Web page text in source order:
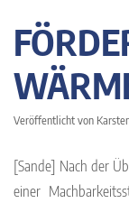
Veröffentlicht von
[Sande] Nach der
einer